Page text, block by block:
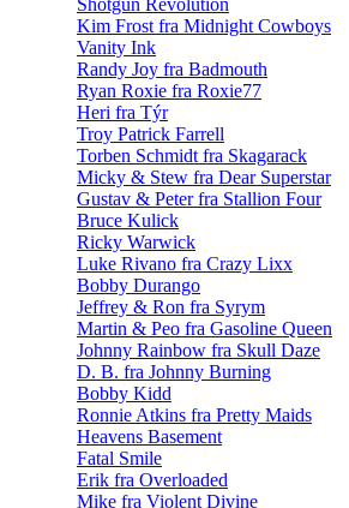
Kim Frost fra Midnight Cowboys
Vanity Ink
Randy Joy fra Badmouth
Ryan Roxie fra Roxie77
Heri fra Týr
Troy Patrick Farrell
Torben Schmidt fra Skagarack
Micky & Stew fra Dear Superstar
Gustav & Peter fra Stallion Four
Bruce Kulick
Ricky Warwick
Luke Rivano fra Crazy Lixx
Bobby Durango
Jeffrey & Ron fra Syrym
Martin & Peo fra Gasoline Queen
Johnny Rainbow fra Skull Daze
D. B. fra Johnny Burning
Bobby Kidd
Ronnie Atkins fra Pretty Maids
Heavens Basement
Fatal Smile
Erik fra Overloaded
Mike fra Violent Divine